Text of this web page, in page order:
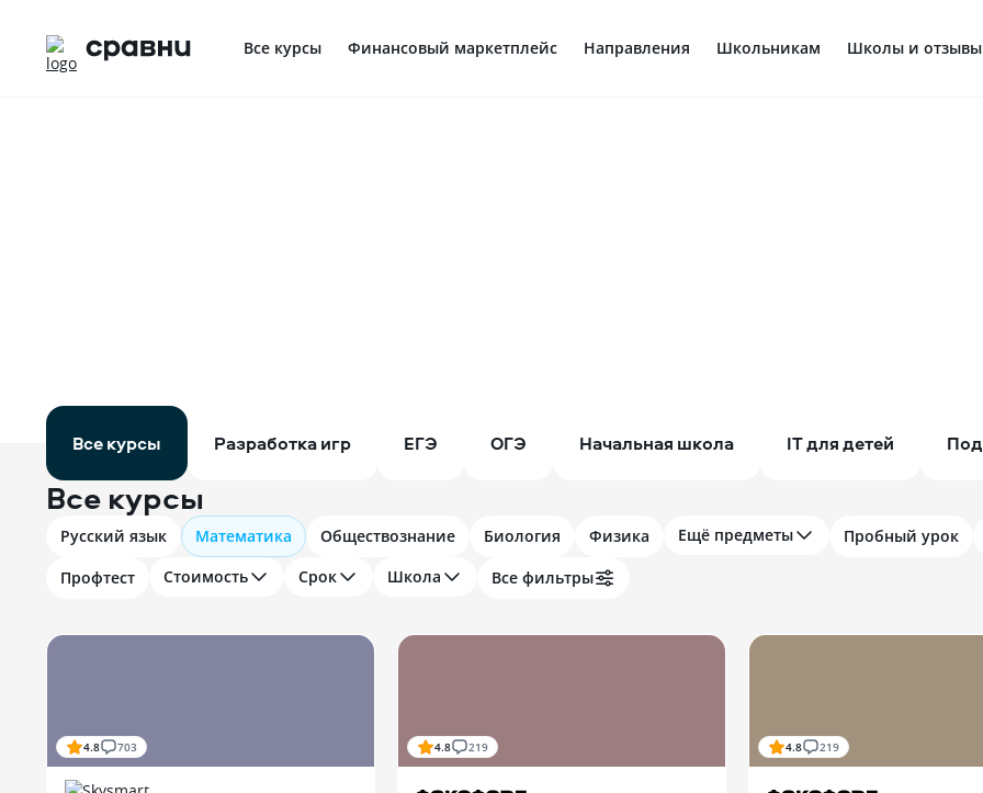
Все курсы Финансовый маркетплейс Направления Школьникам Школы и отзывы
Все курсы Разработка игр ЕГЭ ОГЭ Начальная школа IT для детей
Все курсы
Русский язык Математика Обществознание Биология Физика Ещё предметы Пробный урок
Профтест
Стоимость Срок Школа Все фильтры
4.8 703 4.8 219 4.8 219